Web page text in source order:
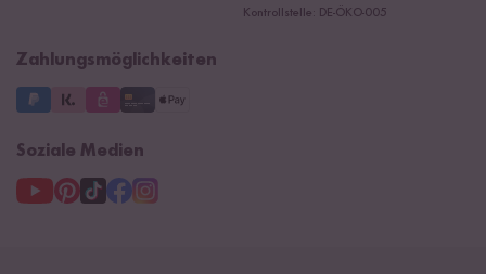
Kontrollstelle: DE-ÖKO-005
Zahlungsmöglichkeiten
Soziale Medien